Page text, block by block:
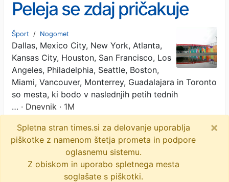
Peleja se zdaj pričakuje
šov Jimeneza
Šport / Nogomet
Dallas, Mexico City, New York, Atlanta,
Kansas City, Houston, San Francisco, Los
Angeles, Philadelphia, Seattle, Boston,
Miami, Vancouver, Monterrey, Guadalajara in Toronto
so mesta, ki bodo v naslednjih petih tednih
… · Dnevnik · 1M
nogomet stadioni sp 2026 objavi
tvitaj
Spletna stran times.si za delovanje uporablja
piškotke z namenom štetja prometa in podpore
oglasnemu sistemu.
Z obiskom in uporabo spletnega mesta
soglašate s piškotki.
×